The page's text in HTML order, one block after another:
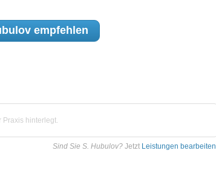
empfehlen
Praxis hinterlegt.
Sind Sie S. Hubulov? Jetzt Leistungen bearbeiten